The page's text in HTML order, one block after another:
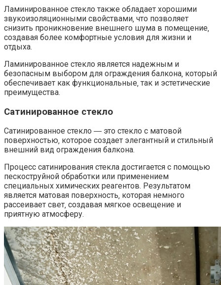
Ламинированное стекло также обладает хорошими
звукоизоляционными свойствами‚ что позволяет
снизить проникновение внешнего шума в помещение‚
создавая более комфортные условия для жизни и
отдыха.​
Ламинированное стекло является надежным и
безопасным выбором для ограждения балкона‚ который
обеспечивает как функциональные‚ так и эстетические
преимущества.
Сатинированное стекло
Сатинированное стекло ― это стекло с матовой
поверхностью‚ которое создает элегантный и стильный
внешний вид ограждения балкона.​
Процесс сатинирования стекла достигается с помощью
пескоструйной обработки или применением
специальных химических реагентов.​ Результатом
является матовая поверхность‚ которая немного
рассеивает свет‚ создавая мягкое освещение и
приятную атмосферу.